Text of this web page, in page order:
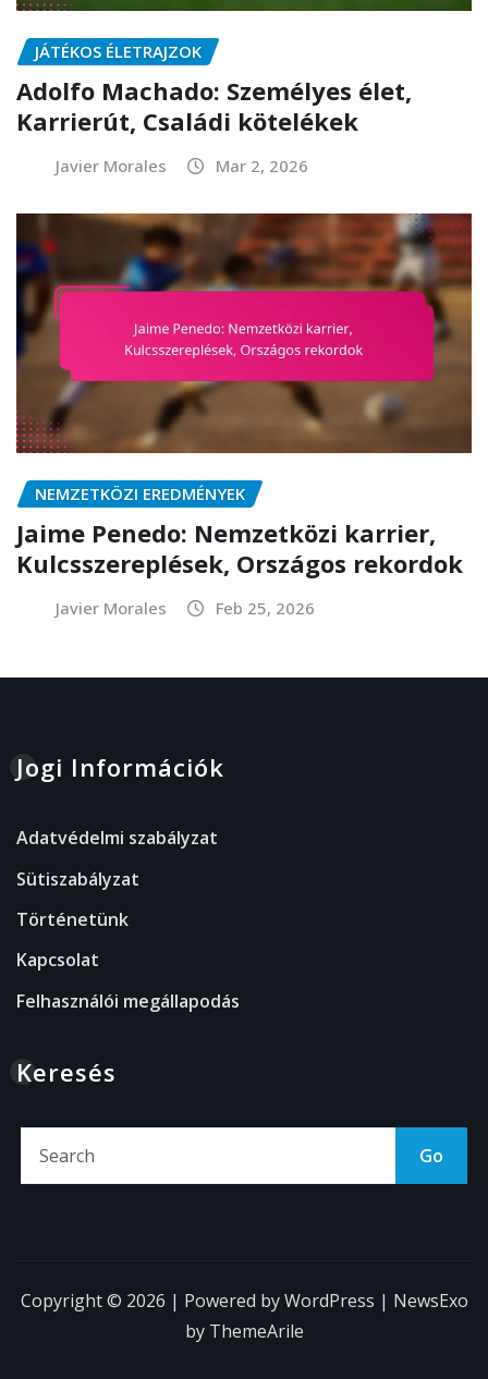
JÁTÉKOS ÉLETRAJZOK
Adolfo Machado: Személyes élet,
Karrierút, Családi kötelékek
Javier Morales Mar 2, 2026
NEMZETKÖZI EREDMÉNYEK
Jaime Penedo: Nemzetközi karrier,
Kulcsszereplések, Országos rekordok
Javier Morales Feb 25, 2026
Jogi Információk
Adatvédelmi szabályzat
Sütiszabályzat
Történetünk
Kapcsolat
Felhasználói megállapodás
Keresés
Go
Copyright © 2026 | Powered byWordPress | NewsExo
by ThemeArile